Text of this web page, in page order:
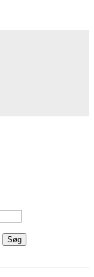
Søg